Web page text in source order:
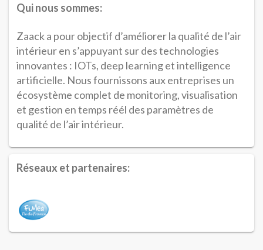
Qui nous sommes:
Zaack a pour objectif d’améliorer la qualité de l’air
intérieur en s’appuyant sur des technologies
innovantes : IOTs, deep learning et intelligence
artificielle. Nous fournissons aux entreprises un
écosystème complet de monitoring, visualisation
et gestion en temps réél des paramètres de
qualité de l’air intérieur.
Réseaux et partenaires: